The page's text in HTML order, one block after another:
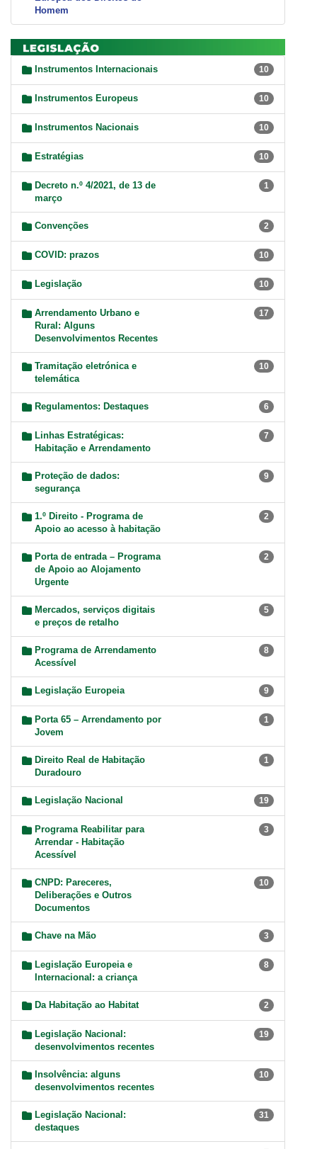
Homem
Instrumentos Internacionais 10
Instrumentos Europeus 10
Instrumentos Nacionais 10
Estratégias 10
Decreto n.º 4/2021, de 13 de
março
1
Convenções 2
COVID: prazos 10
Legislação 10
Arrendamento Urbano e
Rural: Alguns
Desenvolvimentos Recentes
17
Tramitação eletrónica e
telemática
10
Regulamentos: Destaques 6
Linhas Estratégicas:
Habitação e Arrendamento
7
Proteção de dados:
segurança
9
1.º Direito - Programa de
Apoio ao acesso à habitação
2
Porta de entrada – Programa
de Apoio ao Alojamento
Urgente
2
Mercados, serviços digitais
e preços de retalho
5
Programa de Arrendamento
Acessível
8
Legislação Europeia 9
Porta 65 – Arrendamento por
Jovem
1
Direito Real de Habitação
Duradouro
1
Legislação Nacional 19
Programa Reabilitar para
Arrendar - Habitação
Acessível
3
CNPD: Pareceres,
Deliberações e Outros
Documentos
10
Chave na Mão 3
Legislação Europeia e
Internacional: a criança
8
Da Habitação ao Habitat 2
Legislação Nacional:
desenvolvimentos recentes
19
Insolvência: alguns
desenvolvimentos recentes
10
Legislação Nacional:
destaques
31